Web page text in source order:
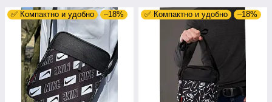
✅ Компактно и удобно –18% ✅ Компактно и удобно –18%